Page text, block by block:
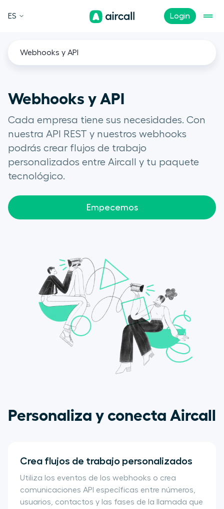
Login
ES
Webhooks y API
Webhooks y API
Cada empresa tiene sus necesidades. Con
nuestra API REST y nuestros webhooks
podrás crear flujos de trabajo
personalizados entre Aircall y tu paquete
tecnológico.
Empecemos
Personaliza y conecta Aircall
Crea flujos de trabajo personalizados
Utiliza los eventos de los webhooks o crea
comunicaciones API específicas entre números,
usuarios, contactos y las fases de la llamada que